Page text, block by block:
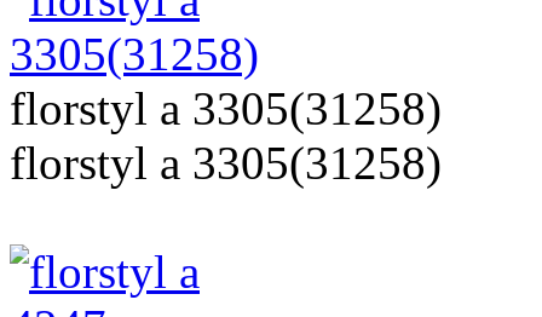
florstyl a 3305(31258)
florstyl a 3305(31258)